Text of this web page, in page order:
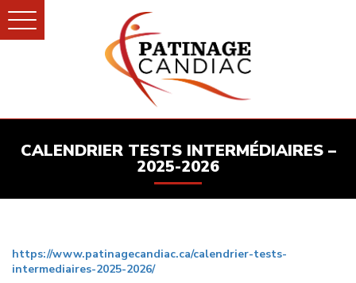
CALENDRIER TESTS INTERMÉDIAIRES –
2025-2026
https://www.patinagecandiac.ca/calendrier-tests-
intermediaires-2025-2026/